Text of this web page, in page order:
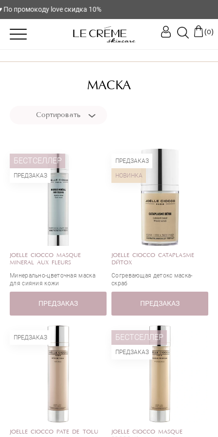
промокоду love скидка 10%
(0)
МАСКА
Сортировать
БЕСТСЕЛЛЕР
ПРЕДЗАКАЗ
JOELLE CIOCCO MASQUE
MINERAL AUX FLEURS
Минерально-цветочная маска
для сияния кожи
ПРЕДЗАКАЗ
ПРЕДЗАКАЗ
НОВИНКА
JOELLE CIOCCO CATAPLASME
DÉTOX
Согревающая детокс маска-
скраб
ПРЕДЗАКАЗ
ПРЕДЗАКАЗ
JOELLE CIOCCO PATE DE TOLU
БЕСТСЕЛЛЕР
ПРЕДЗАКАЗ
JOELLE CIOCCO MASQUE